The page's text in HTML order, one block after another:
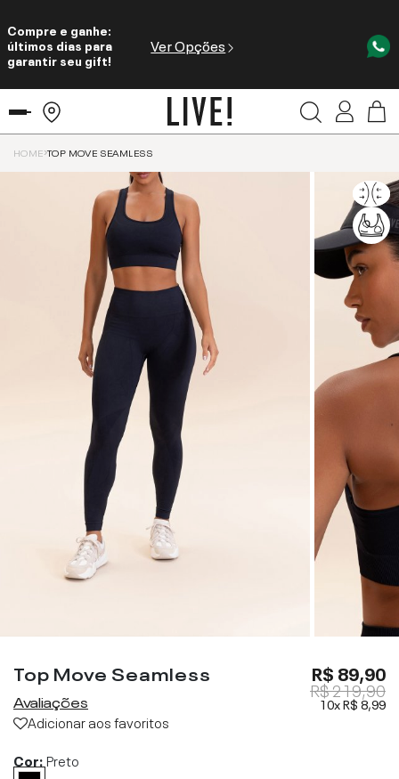
Compre e ganhe:
últimos dias para
garantir seu gift!
Ver Opções
HOME TOP MOVE SEAMLESS
Top Move Seamless
Avaliações
Adicionar aos favoritos
R$ 89,90
R$ 219,90
10xR$ 8,99
Cor:Preto